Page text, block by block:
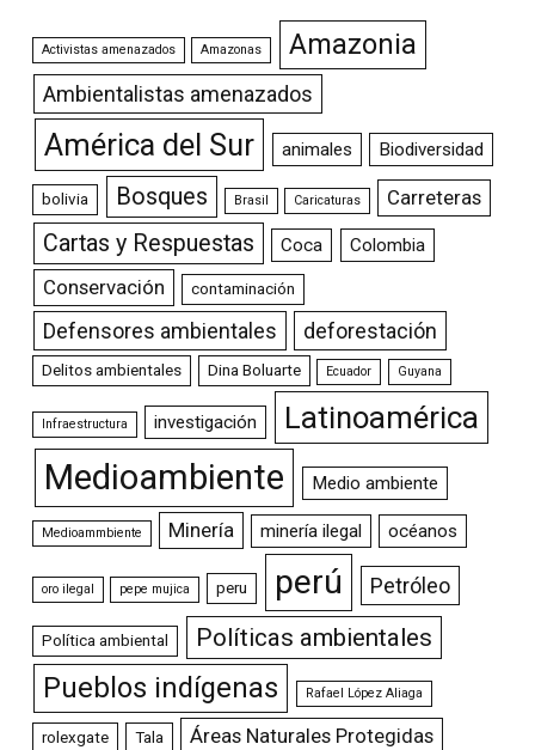
Activistas amenazados Amazonas Amazonia
Ambientalistas amenazados
América del Sur animales Biodiversidad
bolivia Bosques Brasil Caricaturas Carreteras
Cartas y Respuestas Coca Colombia
Conservación contaminación
Defensores ambientales deforestación
Delitos ambientales Dina Boluarte Ecuador Guyana
Infraestructura investigación Latinoamérica
Medioambiente Medio ambiente
Medioammbiente Minería minería ilegal océanos
oro ilegal pepe mujica peru perú Petróleo
Política ambiental Políticas ambientales
Pueblos indígenas Rafael López Aliaga
rolexgate Tala Áreas Naturales Protegidas